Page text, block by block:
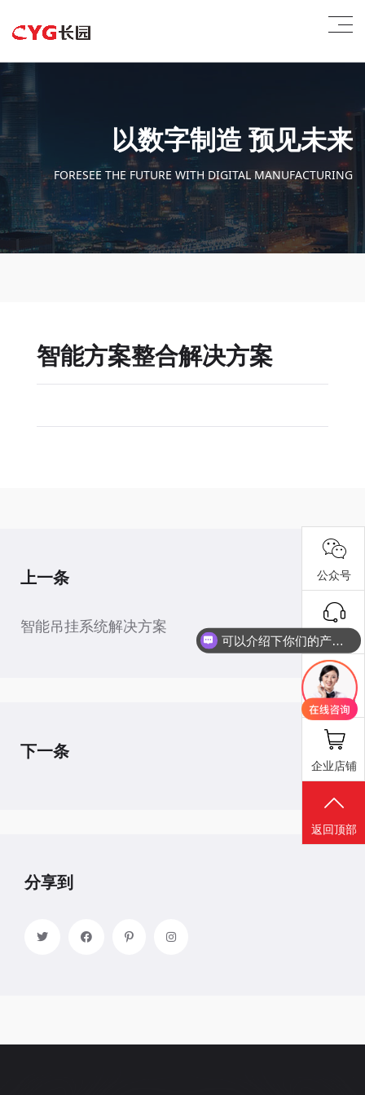
以数字制造 预见未来
FORESEE THE FUTURE WITH DIGITAL MANUFACTURING
智能方案整合解决方案
上一条
智能吊挂系统解决方案
下一条
分享到
公众号
抖音号
报修工单
企业店铺
返回顶部
可以介绍下你们的产品么